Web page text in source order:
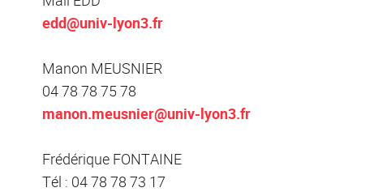
edd@univ-lyon3.fr
Manon MEUSNIER
04 78 78 75 78
manon.meusnier@univ-lyon3.fr
Frédérique FONTAINE
Tél : 04 78 78 73 17